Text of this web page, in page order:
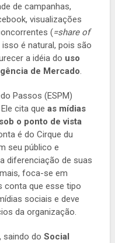
de campanhas,
visualizações
(=share of
é natural, pois são
a idéia do uso
de Mercado.
Passos (ESPM)
cita que as mídias
o ponto de vista
é do Cirque du
seu público e
diferenciação de suas
foca-se em
conta que esse tipo
sociais e deve
da organização.
saindo do Social